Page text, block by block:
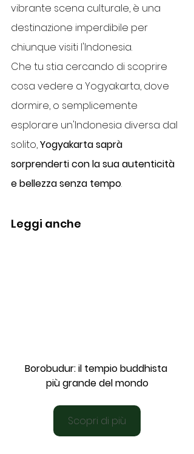
vibrante scena culturale, è una
destinazione imperdibile per
chiunque visiti l'Indonesia.
Che tu stia cercando di scoprire
cosa vedere a Yogyakarta, dove
dormire, o semplicemente
esplorare un'Indonesia diversa dal
solito, Yogyakarta saprà
sorprenderti con la sua autenticità
e bellezza senza tempo.
Leggi anche
Borobudur: il tempio buddhista
più grande del mondo
Scopri di più